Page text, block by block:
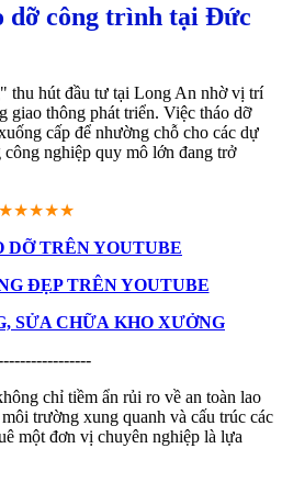
dỡ công trình tại Đức
thu hút đầu tư tại Long An nhờ vị trí
giao thông phát triển. Việc tháo dỡ
cấp để nhường chỗ cho các dự
nghiệp quy mô lớn đang trở
★★★★★
DỠ TRÊN YOUTUBE
ĐẸP TRÊN YOUTUBE
SỬA CHỮA KHO XƯỞNG
chỉ tiềm ẩn rủi ro về an toàn lao
trường xung quanh và cấu trúc các
một đơn vị chuyên nghiệp là lựa